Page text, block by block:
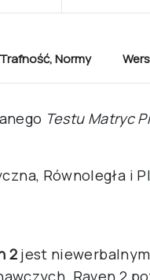
Trafność,Normy
Testu Matryc
Równoległa i
2jest
Raven 2